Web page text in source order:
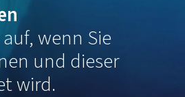
wenn Sie
und dieser
wird.